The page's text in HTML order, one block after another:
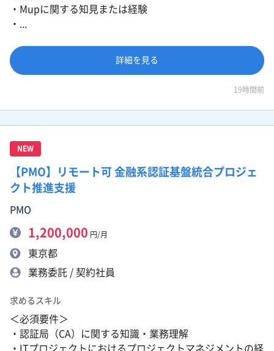
・Mupに関する知見または経験
・...
詳細を見る
19時間前
NEW
【PMO】リモート可 金融系認証基盤統合プロジェ
クト推進支援
PMO
1,200,000 円/月
東京都
業務委託 / 契約社員
求めるスキル
＜必須要件＞
・認証局（CA）に関する知識・業務理解
・ITプロジェクトにおけるプロジェクトマネジメントの経